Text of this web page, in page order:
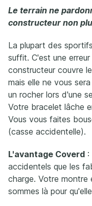
Le terrain ne
constructeur non
La plupart des
suffit. C'est une
constructeur couvre
mais elle ne vous
un rocher lors d'une
Votre bracelet lâche
Vous vous faites
(casse accidentelle).
L'avantage Coverd :
accidentels que les
charge. Votre montre
sommes là pour